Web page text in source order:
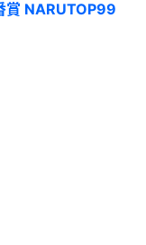
賞 NARUTOP99